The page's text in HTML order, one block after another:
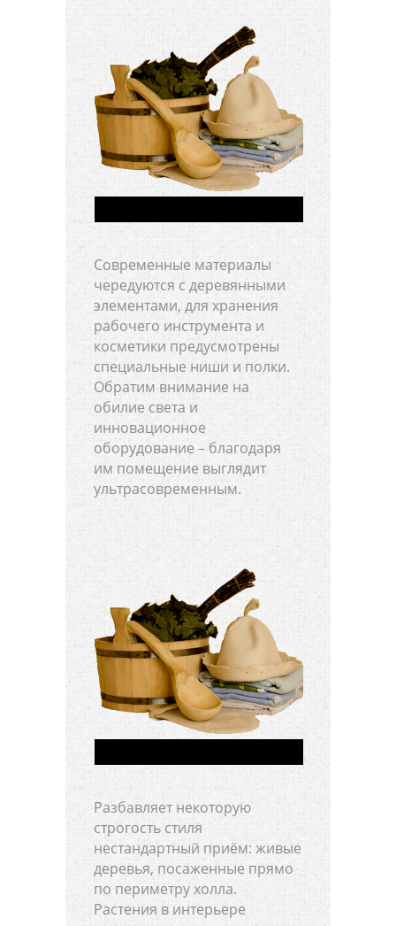
Современные материалы
чередуются с деревянными
элементами, для хранения
рабочего инструмента и
косметики предусмотрены
специальные ниши и полки.
Обратим внимание на
обилие света и
инновационное
оборудование – благодаря
им помещение выглядит
ультрасовременным.
Разбавляет некоторую
строгость стиля
нестандартный приём: живые
деревья, посаженные прямо
по периметру холла.
Растения в интерьере